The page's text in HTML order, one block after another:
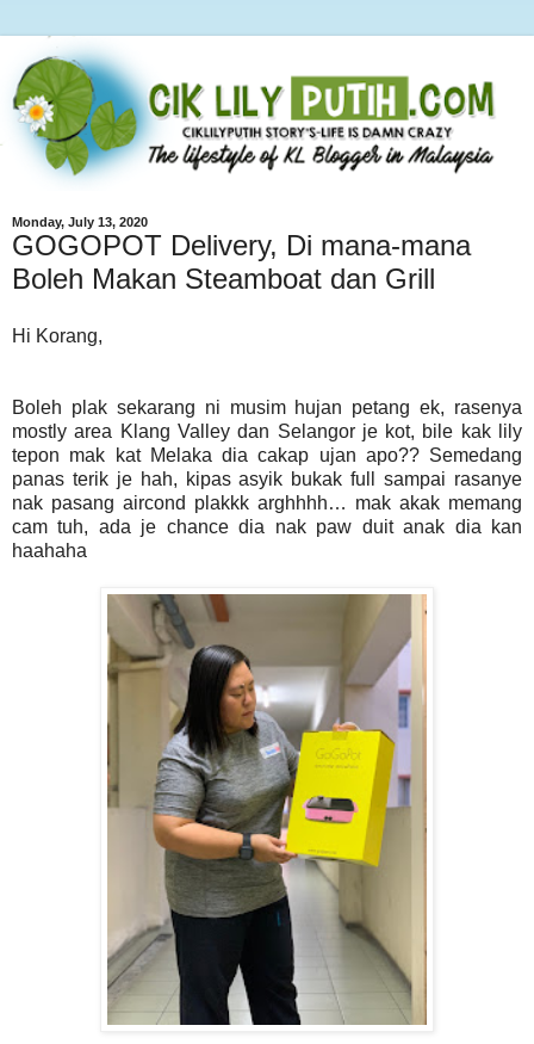
Monday, July 13, 2020
GOGOPOT Delivery, Di mana-mana
Boleh Makan Steamboat dan Grill
Hi Korang,
Boleh plak sekarang ni musim hujan petang ek, rasenya
mostly area Klang Valley dan Selangor je kot, bile kak lily
tepon mak kat Melaka dia cakap ujan apo?? Semedang
panas terik je hah, kipas asyik bukak full sampai rasanye
nak pasang aircond plakkk arghhhh… mak akak memang
cam tuh, ada je chance dia nak paw duit anak dia kan
haahaha